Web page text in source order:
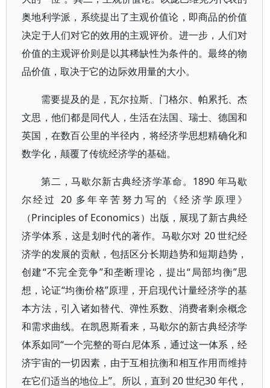
奥地利学派，系统提出了主观价值论，即商品的价值
决定于人们对它的效用的主观评价。进一步，人们对
价值的主观评价则是以其稀缺性为条件的。最终的物
品价值，取决于它的边际效用量的大小。
需要提及的是，瓦尔拉斯、门格尔、帕累托、杰
文思，他们都是同代人，生活在法国、瑞士、德国和
英国，在数百公里的半径内，将经济学思想精确化和
数学化，颠覆了传统经济学的基础。
第二，马歇尔新古典经济学革命。1890 年马歇
尔经过 20 多年辛苦努力写的《经济学原理》
（Principles of Economics）出版，展现了新古典经
济学体系，这是划时代的著作。马歇尔对 20 世纪经
济学的发展的贡献，包括区分长期趋势和短期趋势，
创建“不完全竞争”和垄断理论，提出“局部均衡”思
想，论证“均衡价格”原理，开启现代计量经济学的基
本方法，引入诸如替代、弹性系数、消费者剩余概念
和需求曲线。在凯恩斯看来，马歇尔的新古典经济学
体系如同“一个完整的哥白尼体系，通过这一体系，经
济宇宙的一切因素，由于互相抗衡和相互作用而维持
在它们适当的地位上”。所以，直到 20 世纪30 年代，